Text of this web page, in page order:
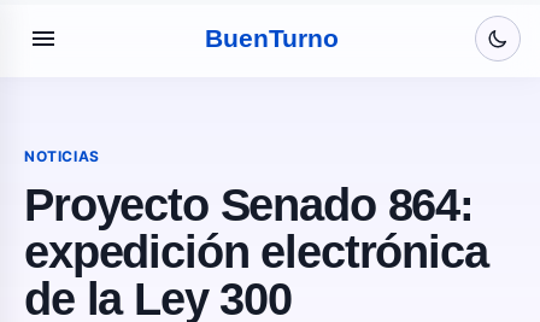
menu BuenTurno
NOTICIAS
Proyecto Senado 864:
expedición electrónica
de la Ley 300